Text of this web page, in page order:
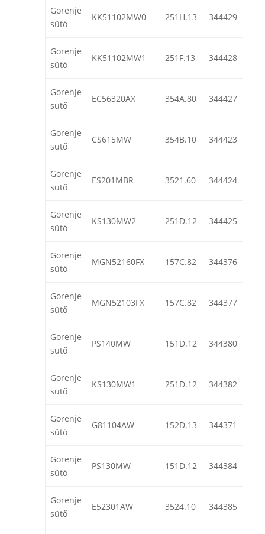
Gorenje
sütő
KK51102MW0 251H.13 344429
Gorenje
sütő
KK51102MW1 251F.13 344428
Gorenje
sütő
EC56320AX 354A.80 344427
Gorenje
sütő
CS615MW 354B.10 344423
Gorenje
sütő
ES201MBR 3521.60 344424
Gorenje
sütő
KS130MW2 251D.12 344425
Gorenje
sütő
MGN52160FX 157C.82 344376
Gorenje
sütő
MGN52103FX 157C.82 344377
Gorenje
sütő
PS140MW 151D.12 344380
Gorenje
sütő
KS130MW1 251D.12 344382
Gorenje
sütő
G81104AW 152D.13 344371
Gorenje
sütő
PS130MW 151D.12 344384
Gorenje
sütő
E52301AW 3524.10 344385